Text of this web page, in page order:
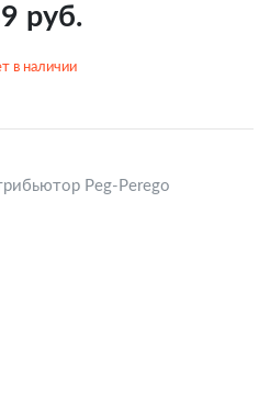
руб.
в наличии
Peg-Perego